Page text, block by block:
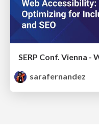
sarafernandez